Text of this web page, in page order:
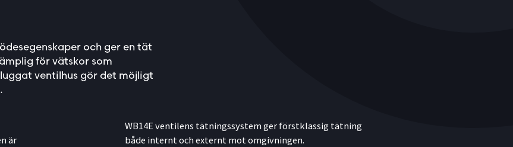
och ger en tät
för vätskor som
ventilhus gör det möjligt
är
WB14E ventilens tätningssystem ger förstklassig tätning
både internt och externt mot omgivningen.